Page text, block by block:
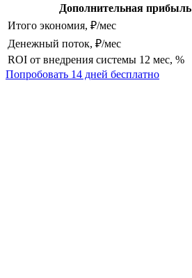
Дополнительная прибыль
Итого экономия, ₽/мес
Денежный поток, ₽/мес
ROI от внедрения системы 12 мес, %
Попробовать 14 дней бесплатно